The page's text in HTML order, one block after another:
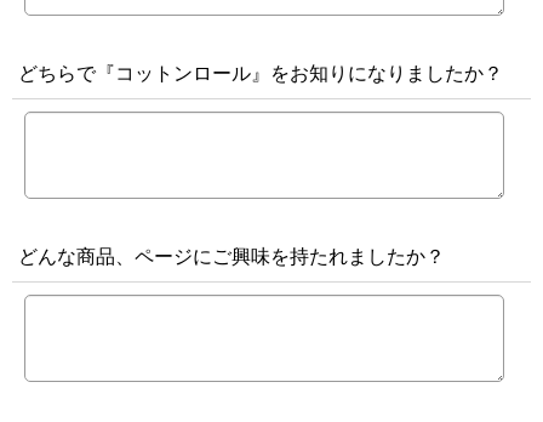
どちらで『コットンロール』をお知りになりましたか？
どんな商品、ページにご興味を持たれましたか？